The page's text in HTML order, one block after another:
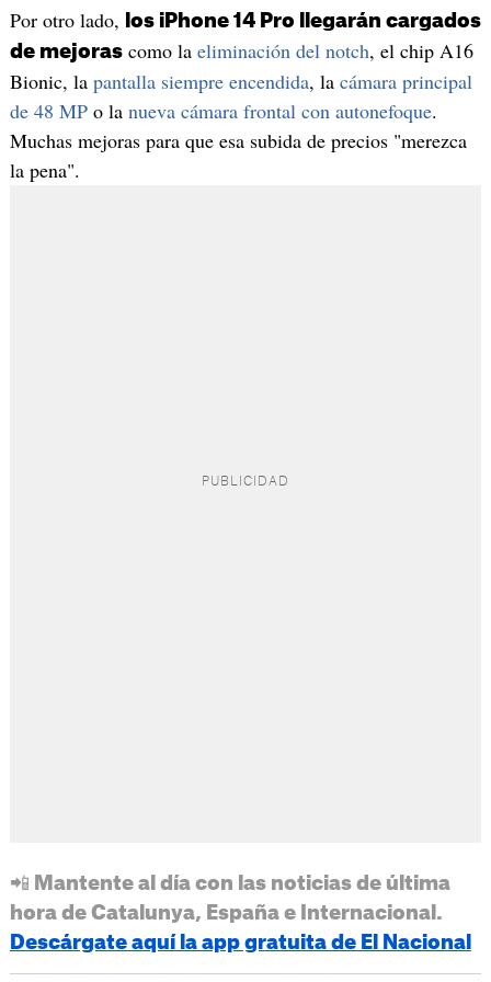
Por otro lado,
los iPhone 14 Pro llegarán cargados
de mejorascomo la eliminación del notch, el chip A16
Bionic, la pantalla siempre encendida, la cámara principal
de 48 MPo la nueva cámara frontal con autonefoque.
Muchas mejoras para que esa subida de precios "merezca
la pena".
📲 Mantente al día con las noticias de última
hora de Catalunya, España e Internacional.
Descárgate aquí la app gratuita de El Nacional